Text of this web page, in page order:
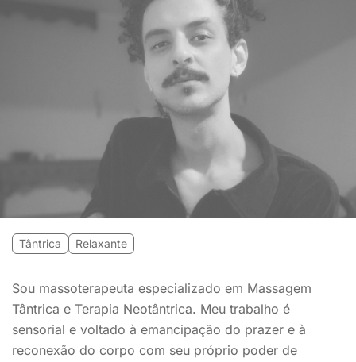
Tântrica Relaxante
Sou massoterapeuta especializado em Massagem
Tântrica e Terapia Neotântrica. Meu trabalho é
sensorial e voltado à emancipação do prazer e à
reconexão do corpo com seu próprio poder de